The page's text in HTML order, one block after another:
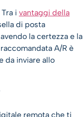
i vantaggi della
di posta
la certezza e la
A/R è
da inviare allo
remota che ti